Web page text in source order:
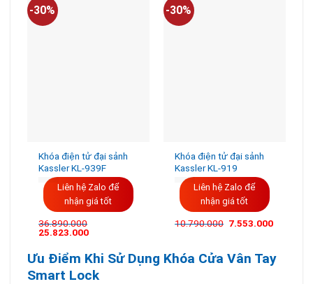
-30%
Khóa điện tử đại sảnh
Kassler KL-939F
Liên hệ Zalo để
nhận giá tốt
36.890.000
Giá
36.890.000VND.
25.823.000Giá
là:
25.823.000VND.
-30%
Khóa điện tử đại sảnh
Kassler KL-919
Liên hệ Zalo để
nhận giá tốt
10.790.000 Giá
7.553.000Giá
Ưu Điểm Khi Sử Dụng Khóa Cửa Vân Tay
Smart Lock